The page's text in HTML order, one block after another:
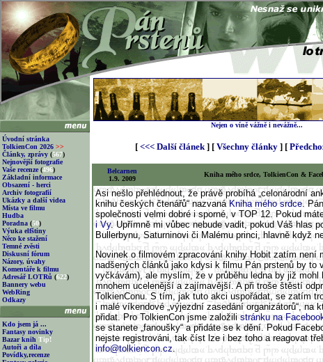
Úvodní stránka
TolkienCon 2026 >>
Články, zprávy (567)
Nejnovější fotografie
Vaše recenze (496)
Základní informace
Obsazení - herci
Archiv fotografií
Ukázky a další videa
Místa ve filmu
Hudba
Poradna (50)
Výuka elfštiny
Něco ke stažení
Temné zvěsti
Diskusní fórum
Názory, úvahy
Komentáře k filmu
Adresář LOTRů (622)
Bannery webu
WebRing
Odkazy
Kdo jsem já ...
Fantasy novinky
Bazar knih Tip!
Autoři a díla
Povídky,recenze
Nejen o víně vážně i nevážně...
[ <<< Další článek] [ Všechny články ] [
Belcarnen
1.9. 2009
Kniha mého srdce, TolkienCon &
Asi nešlo přehlédnout, že právě probíhá „celonárodní
knihu českých čtenářů“ nazvanáKniha mého srdce.
společnosti velmi dobré i sporné, v TOP 12. Pokud
i Vy. Upřímně mi vůbec nebude vadit, pokud Váš hlas
Bullerbynu, Saturninovi či Malému princi, hlavně když
Novinek o filmovém zpracování knihy Hobit zatím není
nadšených článků jako kdysi k filmu Pán prstenů by to
vyčkávám), ale myslím, že v průběhu ledna by již
mnohem ucelenější a zajímavější. A při troše štěstí
TolkienConu. S tím, jak tuto akci uspořádat, se zatím
i malé víkendové „výjezdní zasedání organizátorů“, na
přidat. Pro TolkienCon jsme založilistránku na
se stanete „fanoušky“ a přidáte se k dění. Pokud
nejste registrováni, tak číst lze i bez toho a reagovat
info@tolkiencon.cz.